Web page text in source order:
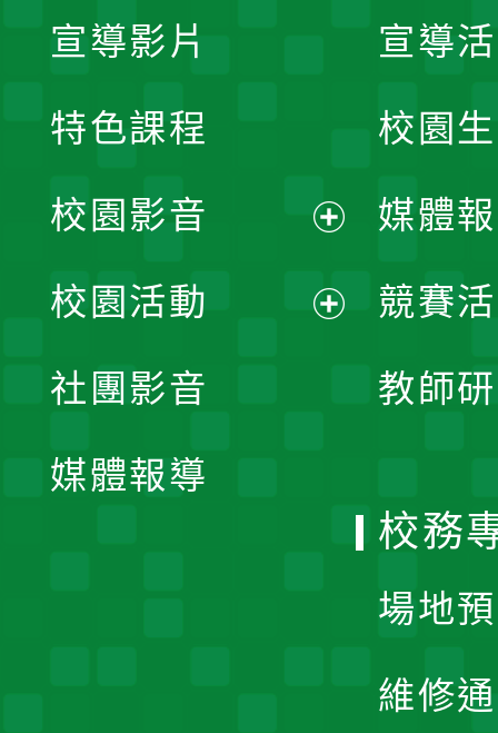
宣導
校園
媒體
競賽
教師
宣導影片
特色課程
校園影音
開
校園活動
社團影音
媒體報導
校務
場地
維修